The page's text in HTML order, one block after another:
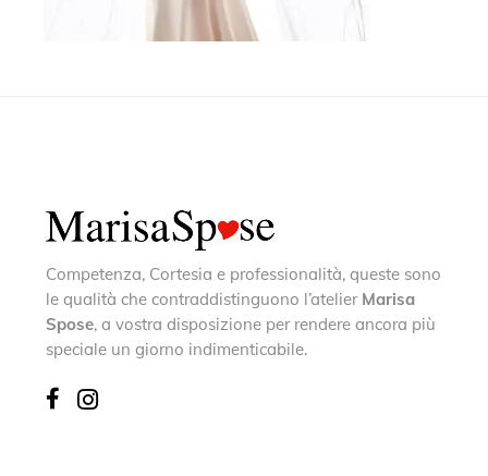
Competenza, Cortesia e professionalità, queste sono
le qualità che contraddistinguono l’atelier Marisa
Spose, a vostra disposizione per rendere ancora più
speciale un giorno indimenticabile.